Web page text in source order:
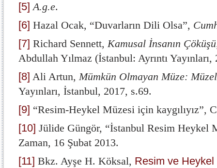
[5] A.g.e.
[6] Hazal Ocak, “Duvarların Dili Olsa”,
[7] Richard Sennett,Kamusal İnsanın Çöküşü
Abdullah Yılmaz (İstanbul: Ayrıntı Yayınları,
[8] Ali Artun,Mümkün Olmayan Müze:
Yayınları, İstanbul, 2017, s.69.
[9] “Resim-Heykel Müzesi için kaygılıyız”,
[10] Jülide Güngör, “İstanbul Resim Heykel
Zaman, 16 Şubat 2013.
[11] Bkz. Ayşe H. Köksal, Resim ve Heykel